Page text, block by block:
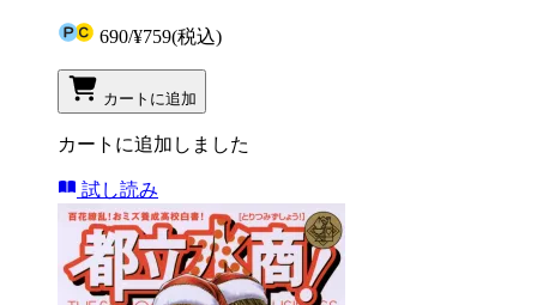
690/¥759(税込)
カートに追加
カートに追加しました
試し読み